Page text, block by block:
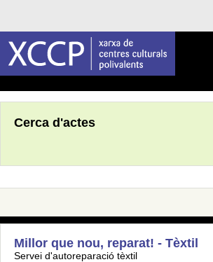
Cerca d'actes
Millor que nou, reparat! - Tèxtil
Servei d'autoreparació tèxtil